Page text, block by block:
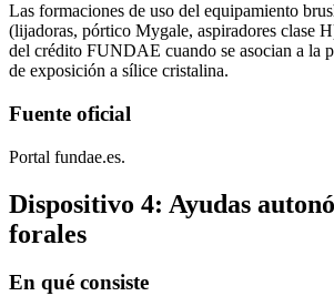
Las formaciones de uso del equipamiento
(lijadoras, pórtico Mygale, aspiradores clase
del crédito FUNDAE cuando se asocian a la
de exposición a sílice cristalina.
Fuente oficial
Portal fundae.es.
Dispositivo 4: Ayudas
forales
En qué consiste